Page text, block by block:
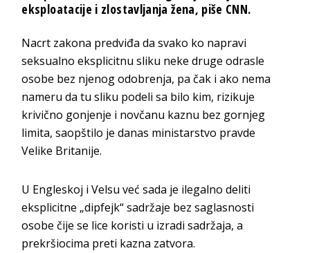
eksploatacije i zlostavljanja žena, piše CNN.
Nacrt zakona predviđa da svako ko napravi
seksualno eksplicitnu sliku neke druge odrasle
osobe bez njenog odobrenja, pa čak i ako nema
nameru da tu sliku podeli sa bilo kim, rizikuje
krivično gonjenje i novčanu kaznu bez gornjeg
limita, saopštilo je danas ministarstvo pravde
Velike Britanije.
U Engleskoj i Velsu već sada je ilegalno deliti
eksplicitne „dipfejk“ sadržaje bez saglasnosti
osobe čije se lice koristi u izradi sadržaja, a
prekršiocima preti kazna zatvora.